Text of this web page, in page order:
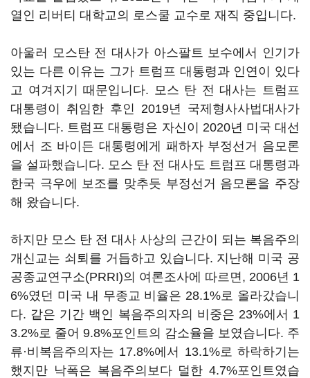
열인 리버티 대학교의 로스쿨 교수로 재직 중입니다.
아울러 모스탄 전 대사가 아스팔트 보수에서 인기가
있는 다른 이유는 그가 트럼프 대통령과 인연이 있다
고 여겨지기 때문입니다. 모스 탄 전 대사는 트럼프
대통령이 취임한 후인 2019년 국제형사사법대사가
됐습니다. 트럼프 대통령은 자신이 2020년 미국 대선
에서 조 바이든 대통령에게 패하자 부정선거 음모론
을 설파했습니다. 모스 탄 전 대사도 트럼프 대통령과
한국 극우에 보조를 맞추듯 부정선거 음모론을 주장
해 왔습니다.
하지만 모스 탄 전 대사 사상의 근간이 되는 복음주의
개신교는 쇠퇴를 거듭하고 있습니다. 지난해 미국 공
공종교연구소(PRRI)의 여론조사에 따르면, 2006년 1
6%였던 미국 내 무종교 비율은 28.1%로 올라갔습니
다. 같은 기간 백인 복음주의자의 비중은 23%에서 1
3.2%로 줄어 9.8%포인트의 감소율을 보였습니다. 주
류·비복음주의자는 17.8%에서 13.1%로 하락하기는
했지만 낙폭은 복음주의보다 덜한 4.7%포인트였습